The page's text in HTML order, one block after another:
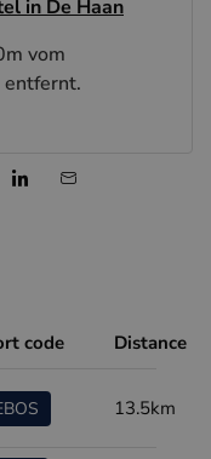
in De Haan
vom
entfernt.
code Distance
13.5km